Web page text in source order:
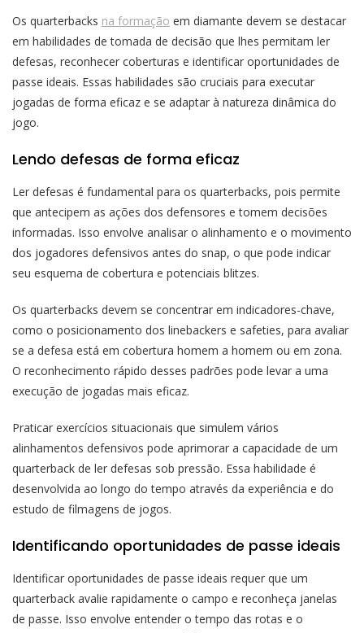
Os quarterbacks na formação em diamante devem se destacar
em habilidades de tomada de decisão que lhes permitam ler
defesas, reconhecer coberturas e identificar oportunidades de
passe ideais. Essas habilidades são cruciais para executar
jogadas de forma eficaz e se adaptar à natureza dinâmica do
jogo.
Lendo defesas de forma eficaz
Ler defesas é fundamental para os quarterbacks, pois permite
que antecipem as ações dos defensores e tomem decisões
informadas. Isso envolve analisar o alinhamento e o movimento
dos jogadores defensivos antes do snap, o que pode indicar
seu esquema de cobertura e potenciais blitzes.
Os quarterbacks devem se concentrar em indicadores-chave,
como o posicionamento dos linebackers e safeties, para avaliar
se a defesa está em cobertura homem a homem ou em zona.
O reconhecimento rápido desses padrões pode levar a uma
execução de jogadas mais eficaz.
Praticar exercícios situacionais que simulem vários
alinhamentos defensivos pode aprimorar a capacidade de um
quarterback de ler defesas sob pressão. Essa habilidade é
desenvolvida ao longo do tempo através da experiência e do
estudo de filmagens de jogos.
Identificando oportunidades de passe ideais
Identificar oportunidades de passe ideais requer que um
quarterback avalie rapidamente o campo e reconheça janelas
de passe. Isso envolve entender o tempo das rotas e o